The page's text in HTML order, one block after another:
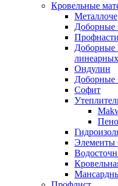
Кровельные
Доборные
Доборные
Ондулин
Доборные
Софит
Элементы